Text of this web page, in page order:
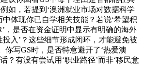
如，若提到‘澳洲就业市场对数据科学
中体现你已自学相关技能？若说‘希望积
，是否在资金证明中显示有明确的海外
投入’？这些细节形成闭环，才能避免被
你写GS时，是否特意避开了‘热爱澳
？有没有尝试用‘职业路径’而非‘移民意